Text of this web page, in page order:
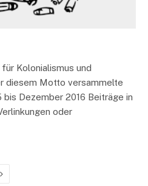
für Kolonialismus und
diesem Motto versammelte
Dezember 2016 Beiträge in
oder
Next